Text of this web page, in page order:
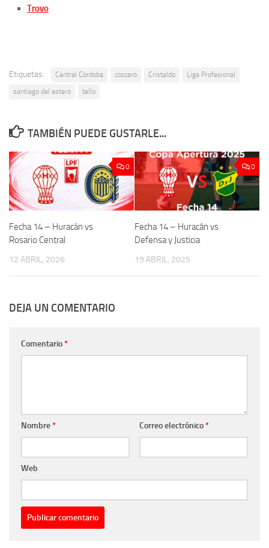
Trovo
Etiquetas: Central Córdoba coccaro Cristaldo
Liga Profesional
santiago del estero
tello
TAMBIÉN PUEDE GUSTARLE...
0
Fecha 14 – Huracán vs
Rosario Central
12 ABRIL, 2026
0
Fecha 14 – Huracán vs
Defensa y Justicia
19 ABRIL, 2025
DEJA UN COMENTARIO
Comentario*
Nombre* Correo electrónico*
Web